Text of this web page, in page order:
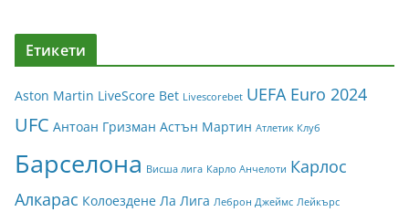
Етикети
Aston Martin LiveScore Bet Livescorebet UEFA Euro 2024
UFC Антоан Гризман Астън Мартин Атлетик Клуб
Барселона Висша лига Карло Анчелоти Карлос
Алкарас Колоездене Ла Лига Леброн Джеймс Лейкърс